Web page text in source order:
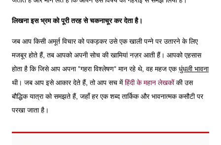
लिखना इस भ्रम को पूरी तरह से चकनाचूर कर देता है।
जब आप किसी अमूर्त विचार को पकड़कर उसे एक खाली पन्ने पर उतारने के लिए
मजबूर होते हैं, तब आपको अपनी सोच की खामियां नज़र आती हैं। आपको एहसास
होता है कि जिसे आप अपना "गहरा विश्लेषण" मान रहे थे, वह महज एकधुंधली भावना
थी। जब आप इसे आकार देते हैं, तो आप सच मेंहिंदी के महान लेखकोंकी उस
बौद्धिक यात्रा को समझते हैं, जहाँ हर एक शब्द तार्किक और भावनात्मक कसौटी पर
परखा जाता है।